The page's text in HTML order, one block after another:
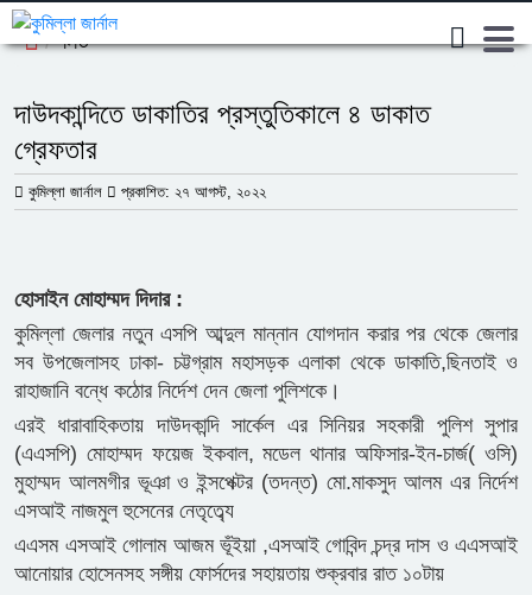
লিড
দাউদকান্দিতে ডাকাতির প্রস্তুতিকালে ৪ ডাকাত
গ্রেফতার
কুমিল্লা জার্নাল প্রকাশিত: ২৭ আগস্ট, ২০২২
হোসাইন মোহাম্মদ দিদার :
কুমিল্লা জেলার নতুন এসপি আব্দুল মান্নান যোগদান করার পর থেকে জেলার
সব উপজেলাসহ ঢাকা- চট্টগ্রাম মহাসড়ক এলাকা থেকে ডাকাতি,ছিনতাই ও
রাহাজানি বন্ধে কঠোর নির্দেশ দেন জেলা পুলিশকে।
এরই ধারাবাহিকতায় দাউদকান্দি সার্কেল এর সিনিয়র সহকারী পুলিশ সুপার
(এএসপি) মোহাম্মদ ফয়েজ ইকবাল, মডেল থানার অফিসার-ইন-চার্জ( ওসি)
মুহাম্মদ আলমগীর ভূঞা ও ইন্সপেক্টর (তদন্ত) মো.মাকসুদ আলম এর নির্দেশ
এসআই নাজমুল হুসেনের নেতৃত্ব্যে
এএসম এসআই গোলাম আজম ভূঁইয়া ,এসআই গোবিন্দ চন্দ্র দাস ও এএসআই
আনোয়ার হোসেনসহ সঙ্গীয় ফোর্সদের সহায়তায় শুক্রবার রাত ১০টায়